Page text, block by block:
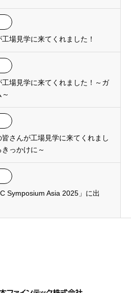
場見学に来てくれました！
場見学に来てくれました！～ガ
さんが工場見学に来てくれまし
っかけに～
Symposium Asia 2025」に出